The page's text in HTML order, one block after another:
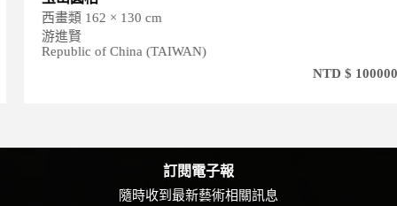
西畫類 162 × 130 cm
游進賢
Republic of China (TAIWAN)
NTD $ 1000000
訂閱電子報
隨時收到最新藝術相關訊息